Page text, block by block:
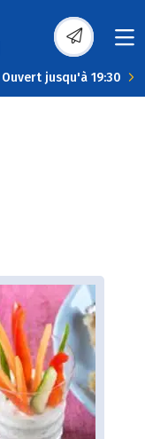
Ouvert jusqu'à 19:30